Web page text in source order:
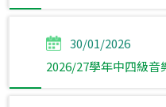
30/01/2026
2026/27學年中四級音